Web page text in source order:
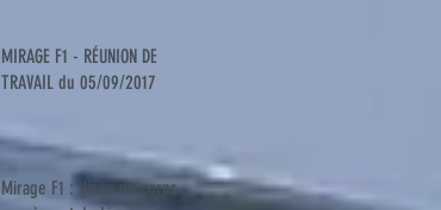
MIRAGE F1 - RÉUNION DE
TRAVAIL du 05/09/2017
Mirage F1 : Visite du corps